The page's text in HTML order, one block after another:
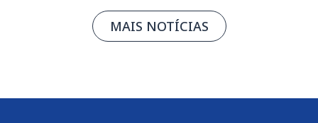
MAIS NOTÍCIAS